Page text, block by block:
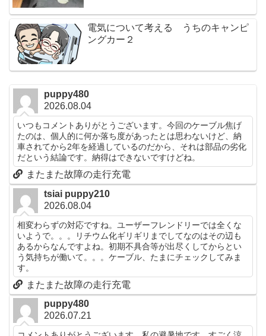
電気について考える うちのキャンピ
ングカー２
puppy480
2026.08.04
いつもコメントありがとうございます。今回のケーブル焦げ
たのは、個人的に何か落ち度があったとは思わないけど、納
車されてから2年を経過しているのだから、それは部品の劣化
だという結論です。納得はできないですけどね。
またまた故障の走行充電
tsiai puppy210
2026.08.04
相変わらずの対応ですね。ユーザーフレンドリーでは全くな
いようで。。。リチウム化ギリギリまでしてなのはその辺も
あるからなんですよね。初期不具合等が出尽くしてからとい
う気持ちが働いて。。。ケーブル、たまにチェックしてみま
す。
またまた故障の走行充電
puppy480
2026.07.21